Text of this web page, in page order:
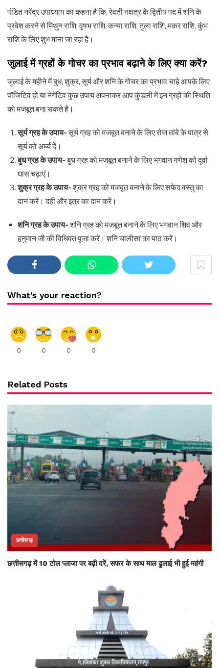
पंडित नरेंद्र उपाध्याय का कहना है कि, रेवती नक्षत्र के द्वितीय पद में शनि के
प्रवेश करने से मिथुन राशि, वृषभ राशि, कन्या राशि, तुला राशि, मकर राशि, कुंभ
राशि के लिए शुभ माना जा रहा है।
जुलाई में ग्रहों के गोचर का प्रभाव बढ़ाने के लिए क्या करें?
जुलाई के महीने में बुध, शुक्र, सूर्य और शनि के गोचर का प्रभाव चाहे आपके लिए
पॉजिटिव हो या नेगेटिव कुछ उपाय अपनाकर आप कुंडली में इन ग्रहों की स्थिति
को मजबूत बना सकते है।
सूर्य ग्रह के उपाय-सूर्य ग्रह को मजबूत बनाने के लिए रोज तांबे के पात्र से
सूर्य को अर्घ्य दें।
बुध ग्रह के उपाय-बुध ग्रह को मजबूत बनाने के लिए भगवान गणेश को दूर्वा
घास चढ़ाएं।
शुक्र ग्रह के उपाय-शुक्र ग्रह को मजबूत बनाने के लिए सफेद वस्तु का
दान करें। दही और इत्र का दान करें।
शनि ग्रह के उपाय-शनि ग्रह को मजबूत बनाने के लिए भगवान शिव और
हनुमान जी की विधिवत पूजा करें। शनि चालीसा का पाठ करें।
What's your reaction?
0 0 0 0
Related Posts
छत्तीसगढ़
छत्तीसगढ़ में 10 टोल प्लाजा पर बढ़ी दरें, सफर के साथ माल ढुलाई भी हुई महंगी